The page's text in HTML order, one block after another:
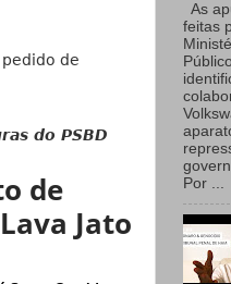
de
do PSBD
de
Jato
As
feitas
Por ...